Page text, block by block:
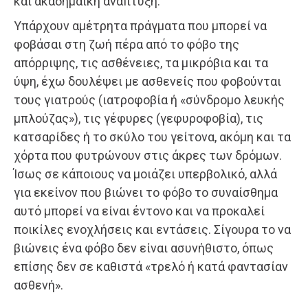
Υπάρχουν αμέτρητα πράγματα που μπορεί να
φοβάσαι στη ζωή πέρα από το φόβο της
απόρριψης, τις ασθένειες, τα μικρόβια και τα
ύψη, έχω δουλέψει με ασθενείς που φοβούνται
τους γιατρούς (ιατροφοβία ή «σύνδρομο λευκής
μπλούζας»), τις γέφυρες (γεφυροφοβία), τις
κατσαρίδες ή το σκύλο του γείτονα, ακόμη και τα
χόρτα που φυτρώνουν στις άκρες των δρόμων.
Ίσως σε κάποιους να μοιάζει υπερβολικό, αλλά
για εκείνον που βιώνει το φόβο το συναίσθημα
αυτό μπορεί να είναι έντονο και να προκαλεί
ποικίλες ενοχλήσεις και εντάσεις. Σίγουρα το να
βιώνεις ένα φόβο δεν είναι ασυνήθιστο, όπως
επίσης δεν σε καθιστά «τρελό ή κατά φαντασίαν
ασθενή».